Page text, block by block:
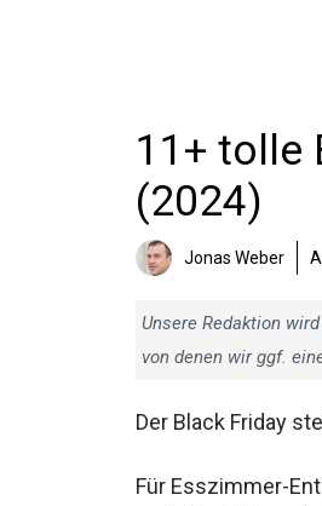
11+ tolle
(2024)
Jonas Weber
Unsere Redaktion
von denen wir ggf.
Der Black Friday
Für Esszimmer-